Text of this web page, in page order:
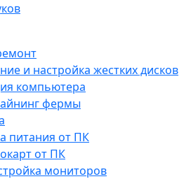
и настройка жестких дисков
компьютера
фермы
питания от ПК
от ПК
мониторов